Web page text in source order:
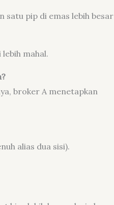
satu pip di emas lebih besar
mahal.
broker A menetapkan
alias dua sisi).